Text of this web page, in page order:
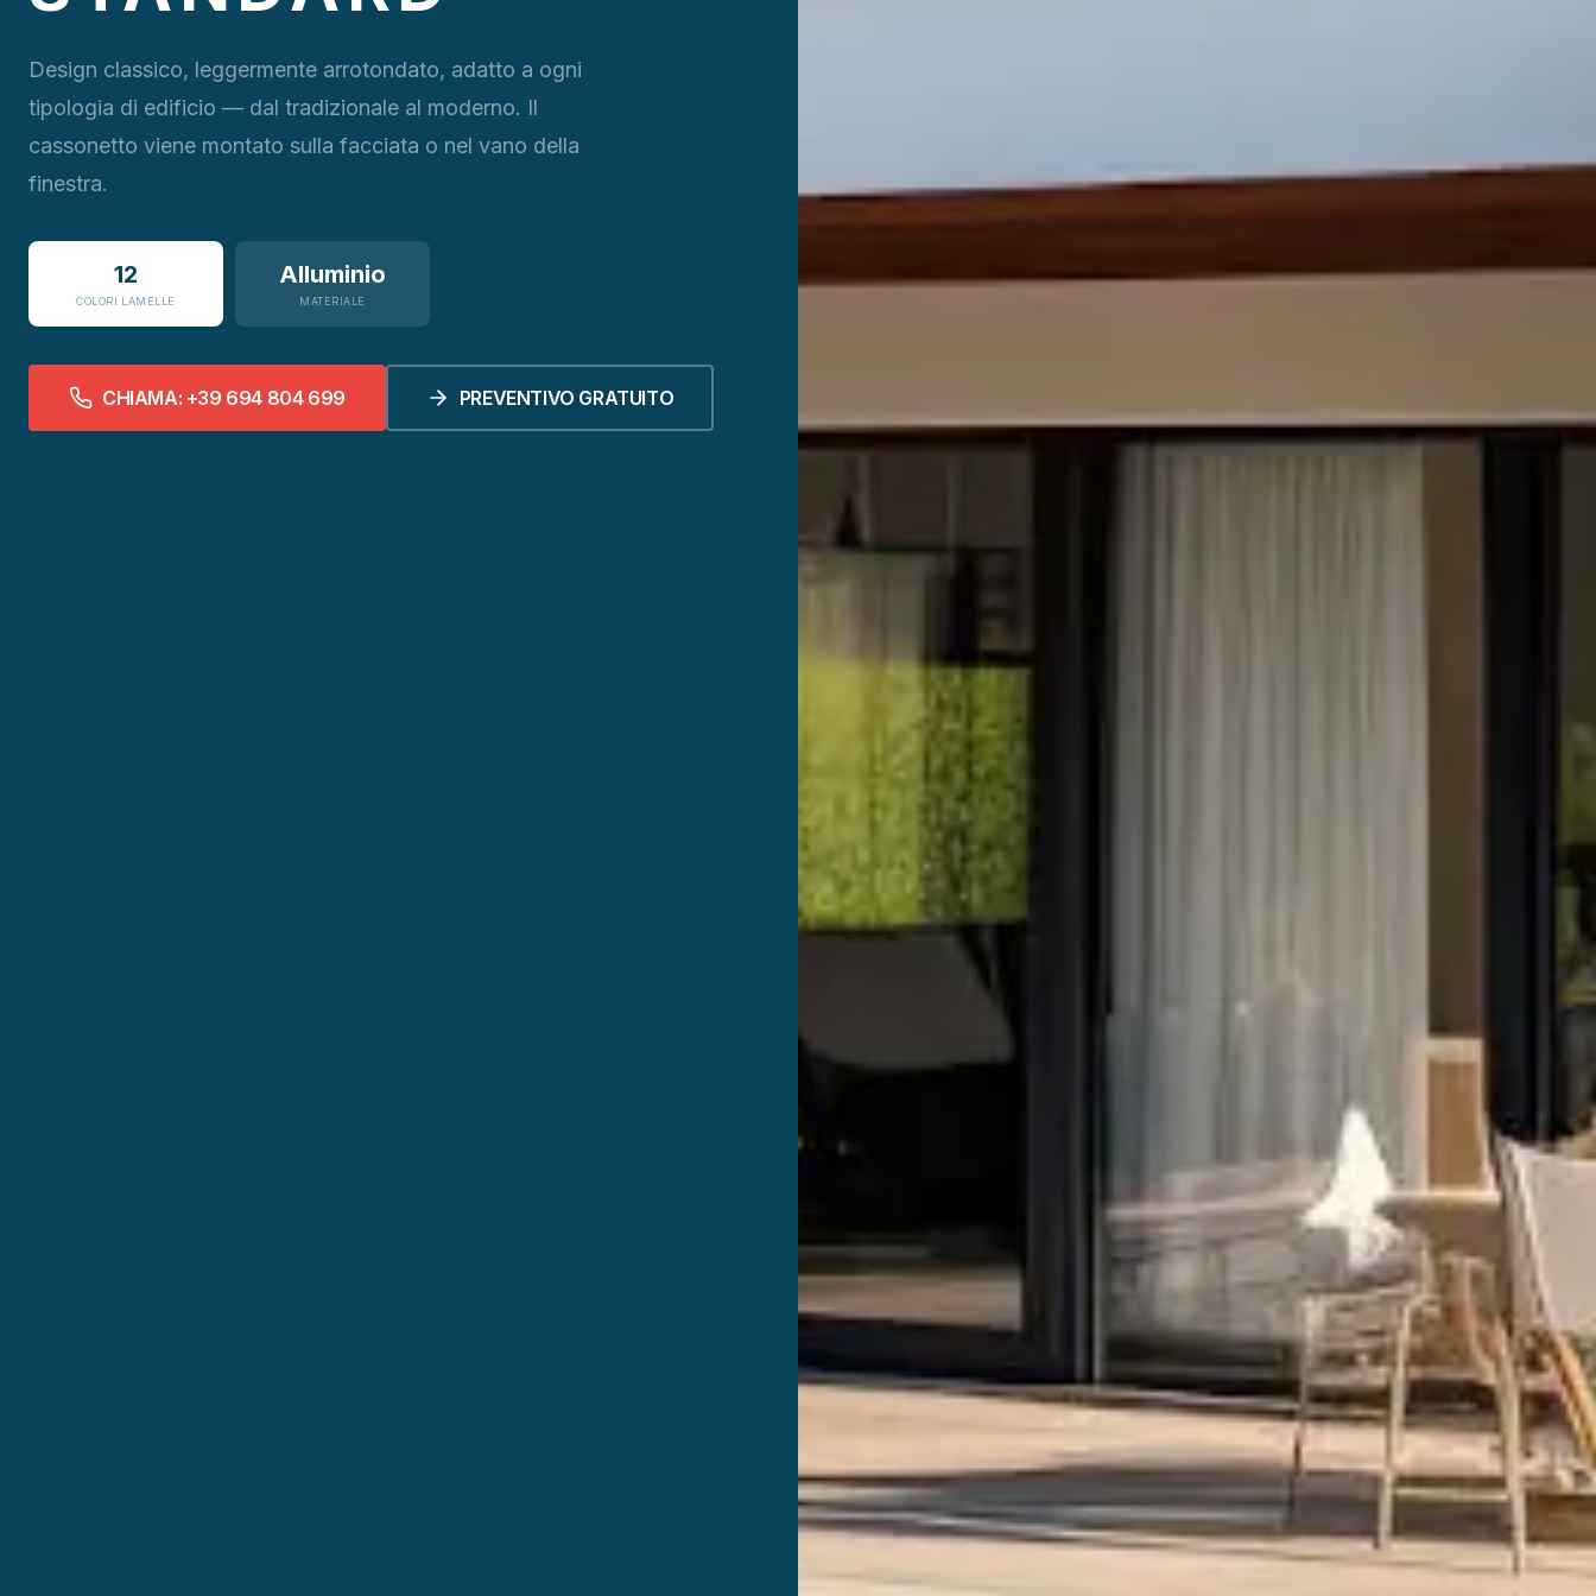
Design classico, leggermente arrotondato, adatto a ogni
tipologia di edificio — dal tradizionale al moderno. Il
cassonetto viene montato sulla facciata o nel vano della
finestra.
12
COLORI LAMELLE
Alluminio
MATERIALE
CHIAMA: +39 694 804 699 PREVENTIVO GRATUITO